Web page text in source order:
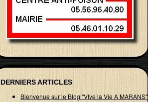
DERNIERS ARTICLES
Bienvenue sur le Blog "VIve la Vie A MARANS"